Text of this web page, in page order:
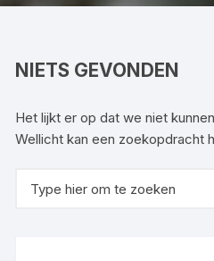
NIETS GEVONDEN
Het lijkt er op dat we niet
Wellicht kan een zoekopdracht
naar: